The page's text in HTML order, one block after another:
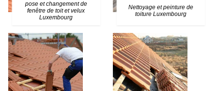
pose et changement de
fenêtre de toit et velux
Luxembourg
Nettoyage et peinture de
toiture Luxembourg